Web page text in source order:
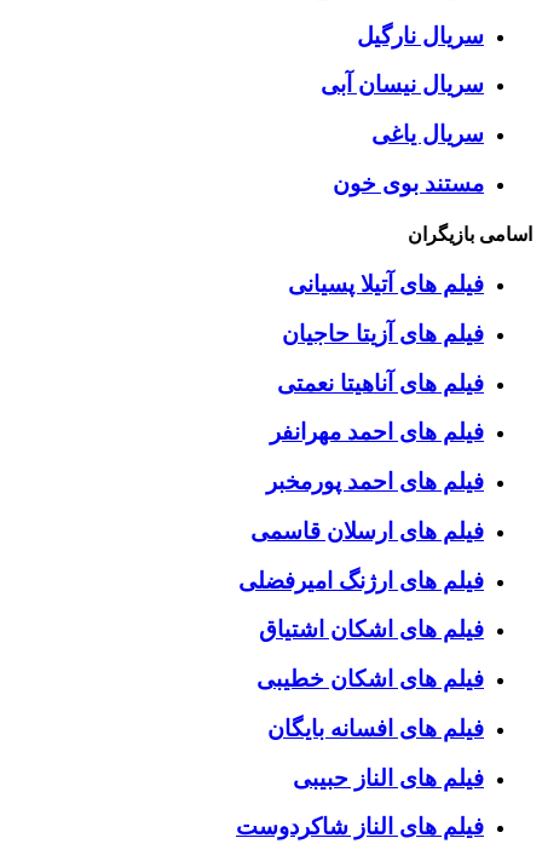
سریال نارگیل
سریال نیسان آبی
سریال یاغی
مستند بوی خون
اسامی بازیگران
فیلم های آتیلا پسیانی
فیلم های آزیتا حاجیان
فیلم های آناهیتا نعمتی
فیلم های احمد مهرانفر
فیلم های احمد پورمخبر
فیلم های ارسلان قاسمی
فیلم های ارژنگ امیرفضلی
فیلم های اشکان اشتیاق
فیلم های اشکان خطیبی
فیلم های افسانه بایگان
فیلم های الناز حبیبی
فیلم های الناز شاکردوست